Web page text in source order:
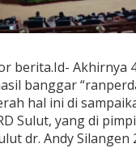
berita.Id- Akhirnya
banggar
hal ini di
Sulut, yang di
dr. Andy Silangen